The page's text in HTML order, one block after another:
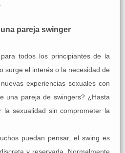
pareja swinger
todos los principiantes de la
surge el interés o la necesidad de
experiencias sexuales con
una pareja de swingers? ¿Hasta
la sexualidad sin comprometer la
puedan pensar, el swing es